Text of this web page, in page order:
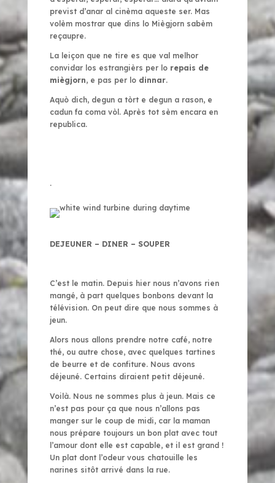
previst d’anar al cinèma aqueste ser. Mas
volèm mostrar que dins lo Miègjorn sabèm
reçaupre.
La leiçon que ne tire es que val melhor
convidar los estrangièrs per lo repais de
miègjorn, e pas per lo dinnar.
Aquò dich, degun a tòrt e degun a rason, e
cadun fa coma vòl. Après tot sèm encara en
republica.
.
DEJEUNER – DINER – SOUPER
C’est le matin. Depuis hier nous n’avons rien
mangé, à part quelques bonbons devant la
télévision. On peut dire que nous sommes à
jeun.
Alors nous allons prendre notre café, notre
thé, ou autre chose, avec quelques tartines
de beurre et de confiture. Nous avons
déjeuné. Certains diraient petit déjeuné.
Voilà. Nous ne sommes plus à jeun. Mais ce
n’est pas pour ça que nous n’allons pas
manger sur le coup de midi, car la maman
nous prépare toujours un bon plat avec tout
l’amour dont elle est capable, et il est grand !
Un plat dont l’odeur vous chatouille les
narines sitôt arrivé dans la rue.